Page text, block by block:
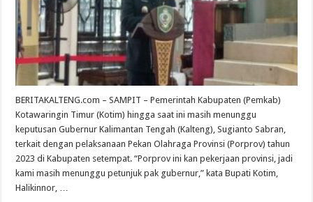
BERITAKALTENG.com – SAMPIT – Pemerintah Kabupaten (Pemkab)
Kotawaringin Timur (Kotim) hingga saat ini masih menunggu
keputusan Gubernur Kalimantan Tengah (Kalteng), Sugianto Sabran,
terkait dengan pelaksanaan Pekan Olahraga Provinsi (Porprov) tahun
2023 di Kabupaten setempat. “Porprov ini kan pekerjaan provinsi, jadi
kami masih menunggu petunjuk pak gubernur,” kata Bupati Kotim,
Halikinnor, …